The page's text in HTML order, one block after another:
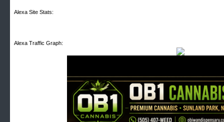
Alexa Site Stats:
Alexa Traffic Graph: